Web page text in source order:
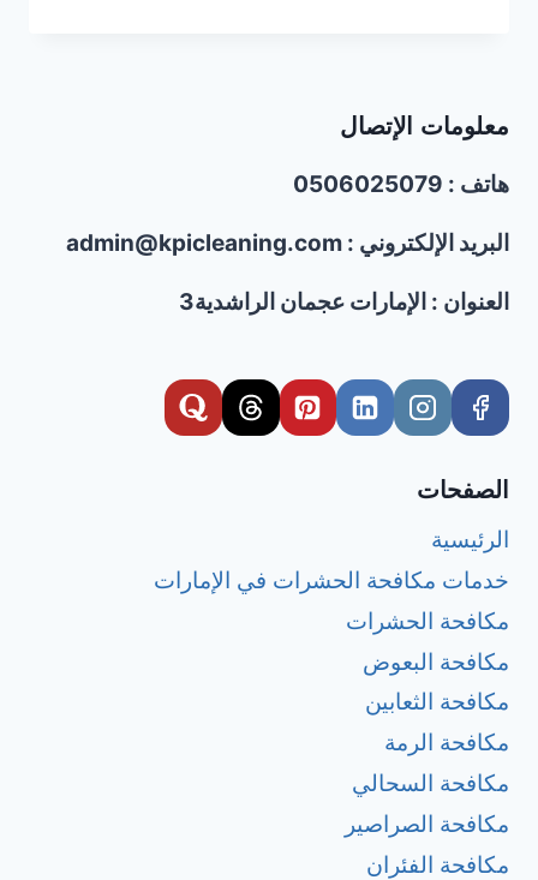
الأبيض
الأثاث
معلومات الإتصال
هاتف : 0506025079
البريد الإلكتروني : admin@kpicleaning.com
العنوان : الإمارات عجمان الراشدية3
الصفحات
الرئيسية
خدمات مكافحة الحشرات في الإمارات
مكافحة الحشرات
مكافحة البعوض
مكافحة الثعابين
مكافحة الرمة
مكافحة السحالي
مكافحة الصراصير
مكافحة الفئران